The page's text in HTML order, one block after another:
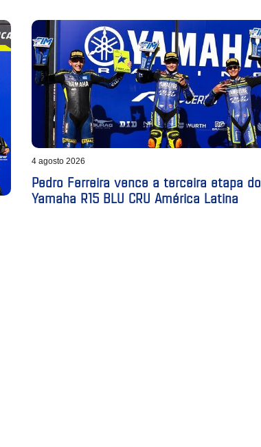
4 agosto 2026
Pedro Ferreira vence a terceira etapa do
Yamaha R15 BLU CRU América Latina